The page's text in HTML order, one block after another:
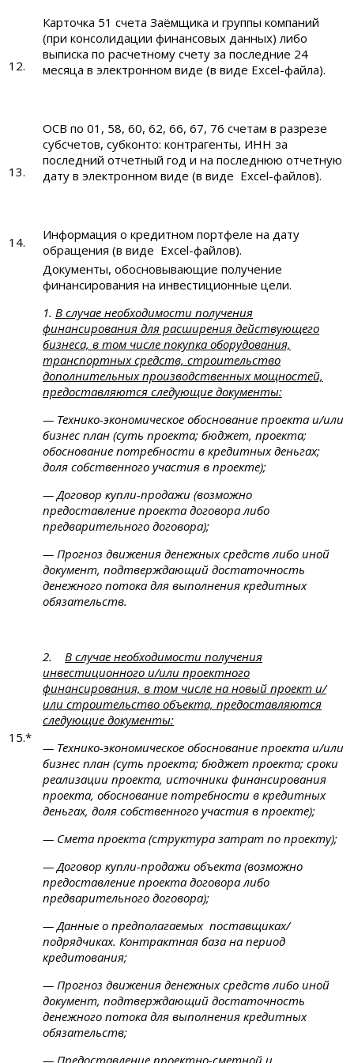
12.
Карточка 51 счета Заёмщика и группы компаний
(при консолидации финансовых данных) либо
выписка по расчетному счету за последние 24
месяца в электронном виде (в виде Excel-файла).
13.
ОСВ по 01, 58, 60, 62, 66, 67, 76 счетам в разрезе
субсчетов, субконто: контрагенты, ИНН за
последний отчетный год и на последнюю отчетную
дату в электронном виде (в виде Excel-файлов).
14.
Информация о кредитном портфеле на дату
обращения (в виде Excel-файлов).
15.*
Документы, обосновывающие получение
финансирования на инвестиционные цели.
1. В случае необходимости получения
финансирования для расширения действующего
бизнеса, в том числе покупка оборудования,
транспортных средств, строительство
дополнительных производственных мощностей,
предоставляются следующие документы:
— Технико-экономическое обоснование проекта и/или
бизнес план (суть проекта; бюджет, проекта;
обоснование потребности в кредитных деньгах;
доля собственного участия в проекте);
— Договор купли-продажи (возможно
предоставление проекта договора либо
предварительного договора);
— Прогноз движения денежных средств либо иной
документ, подтверждающий достаточность
денежного потока для выполнения кредитных
обязательств.
2. В случае необходимости получения
инвестиционного и/или проектного
финансирования, в том числе на новый проект и/
или строительство объекта, предоставляются
следующие документы:
— Технико-экономическое обоснование проекта и/или
бизнес план (суть проекта; бюджет проекта; сроки
реализации проекта, источники финансирования
проекта, обоснование потребности в кредитных
деньгах, доля собственного участия в проекте);
— Смета проекта (структура затрат по проекту);
— Договор купли-продажи объекта (возможно
предоставление проекта договора либо
предварительного договора);
— Данные о предполагаемых поставщиках/
подрядчиках. Контрактная база на период
кредитования;
— Прогноз движения денежных средств либо иной
документ, подтверждающий достаточность
денежного потока для выполнения кредитных
обязательств;